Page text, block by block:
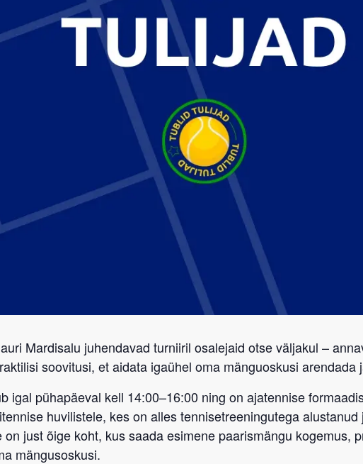
Mardisalu juhendavad turniiril osalejaid otse väljakul –
soovitusi, et aidata igaühel oma mänguoskusi
igal pühapäeval kell 14:00–16:00 ning on ajatennise
huvilistele, kes on alles tennisetreeningutega
just õige koht, kus saada esimene paarismängu kogemus,
mängusoskusi.